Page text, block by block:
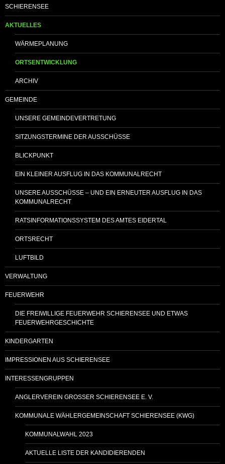
SCHIERENSEE
AKTUELLES
WÄRMEPLANUNG
ORTSENTWICKLUNG
ARCHIV
GEMEINDE
UNSERE GEMEINDEVERTRETUNG
SITZUNGSTERMINE DER AUSSCHÜSSE
BLICKPUNKT
EIN KLEINER AUSFLUG IN DAS KOMMUNALRECHT
UNSERE AUSSCHÜSSE – UND EIN ERNEUTER AUSFLUG IN DAS
KOMMUNALRECHT
RATSINFORMATIONSSYSTEM DES AMTES EIDERTAL
ORTSRECHT
LUFTBILD
VERWALTUNG
FEUERWEHR
DIE FREIWILLIGE FEUERWEHR SCHIERENSEE UND ETWAS
FEUERWEHRGESCHICHTE
KINDERGARTEN
IMPRESSIONEN AUS SCHIERENSEE
INTERESSENGRUPPEN
ANGLERVEREIN GROSSER SCHIERENSEE E. V.
KOMMUNALE WÄHLERGEMEINSCHAFT SCHIERENSEE (KWG)
KOMMUNALWAHL 2023
AKTUELLE LISTE DER KANDIDIERENDEN